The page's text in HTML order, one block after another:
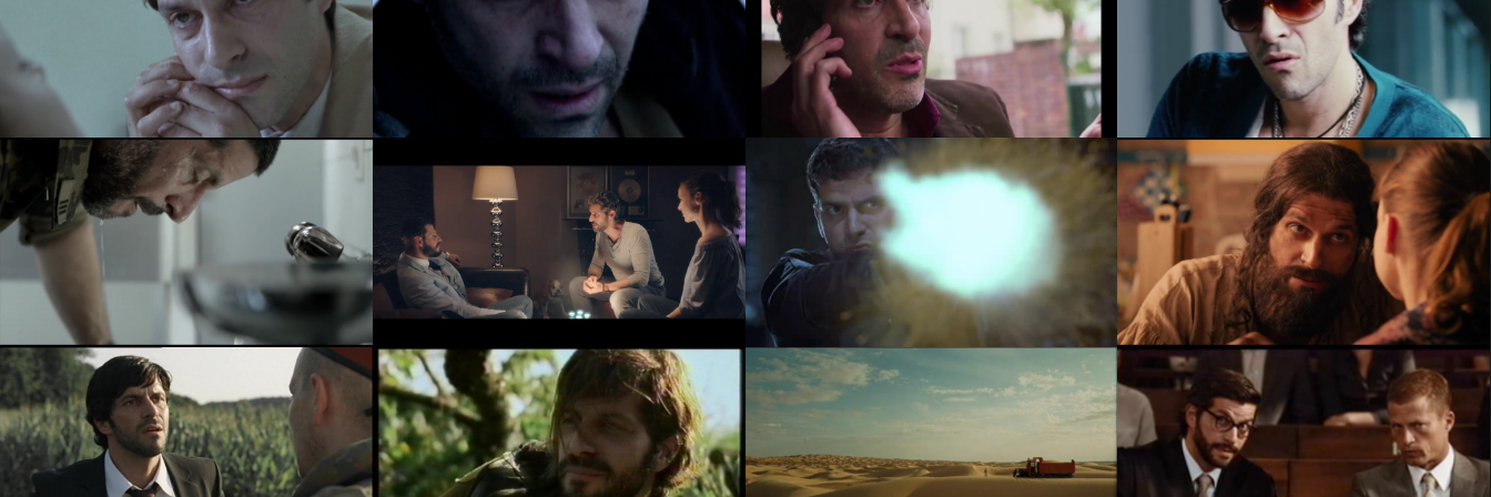
MASSERBERG
Video abspielen
TATORT - DIE WAHRHEIT STIRBT
ZULETZT
Video abspielen
DAS PUBERTIER - DIE SERIE
Video abspielen
MÄNNERHERZEN UND DIE GANZ
GANZ GROSSE LIEBE
Video abspielen
Video abspielen
FÜR EMMA & EWIG
Video abspielen
RESDIDENT EVIL
Video abspielen
ROBIN HOOD & ICH
Video abspielen
VULKAN BAAL TAXIPHONE - EL MEKTOUB KEINOHRHASEN